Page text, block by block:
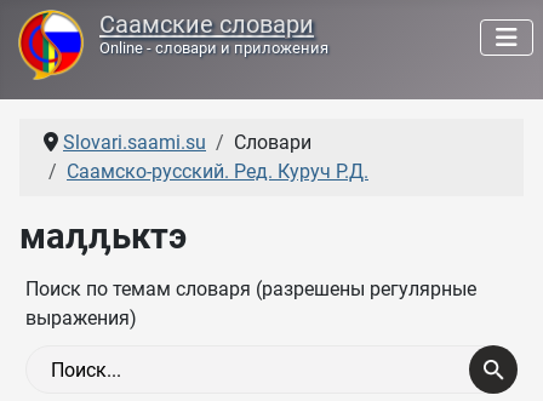
Саамские словари
Online - словари и приложения
Slovari.saami.su
Словари
Саамско-русский. Ред. Куруч Р.Д.
маӆӆьктэ
Поиск по темам словаря (разрешены регулярные
выражения)